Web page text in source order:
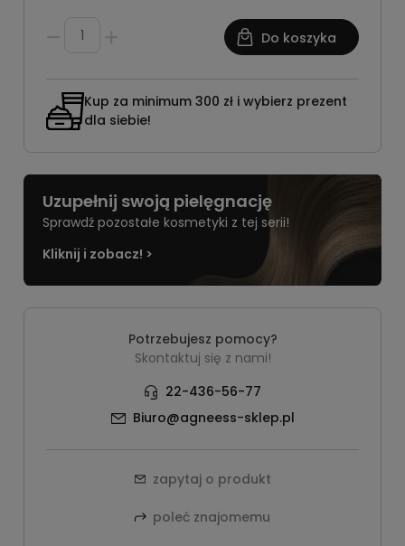
Do koszyka
Kup za minimum 300 zł i wybierz prezent
dla siebie!
Uzupełnij swoją pielęgnację
Sprawdź pozostałe kosmetyki z tej serii!
Kliknij i zobacz! >
Potrzebujesz pomocy?
Skontaktuj się z nami!
22-436-56-77
Biuro@agneess-sklep.pl
zapytaj o produkt
poleć znajomemu